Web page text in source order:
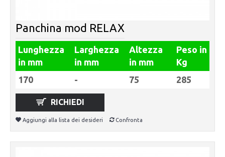
Panchina mod RELAX
Lunghezza
in mm
Larghezza
in mm
Altezza
in mm
Peso in
Kg
170
- 75 285
RICHIEDI
Aggiungi alla lista dei desideri Confronta